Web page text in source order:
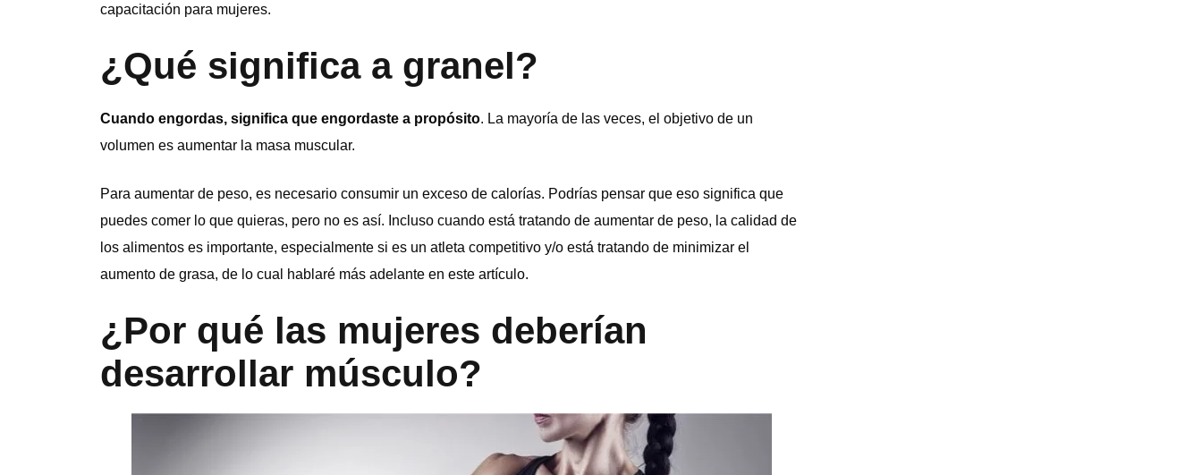
capacitación para mujeres.
¿Qué significa a granel?
Cuando engordas, significa que engordaste a propósito. La mayoría de las veces, el objetivo de un
volumen es aumentar la masa muscular.
Para aumentar de peso, es necesario consumir un exceso de calorías. Podrías pensar que eso significa que
puedes comer lo que quieras, pero no es así. Incluso cuando está tratando de aumentar de peso, la calidad de
los alimentos es importante, especialmente si es un atleta competitivo y/o está tratando de minimizar el
aumento de grasa, de lo cual hablaré más adelante en este artículo.
¿Por qué las mujeres deberían
desarrollar músculo?